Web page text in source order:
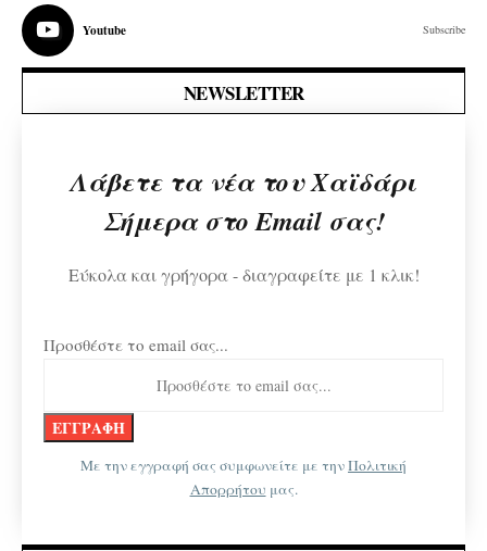
Youtube Subscribe
NEWSLETTER
Λάβετε τα νέα του Χαϊδάρι
Σήμερα στο Email σας!
Εύκολα και γρήγορα - διαγραφείτε με 1 κλικ!
Προσθέστε το email σας...
Με την εγγραφή σας συμφωνείτε με τηνΠολιτική
Απορρήτου μας.